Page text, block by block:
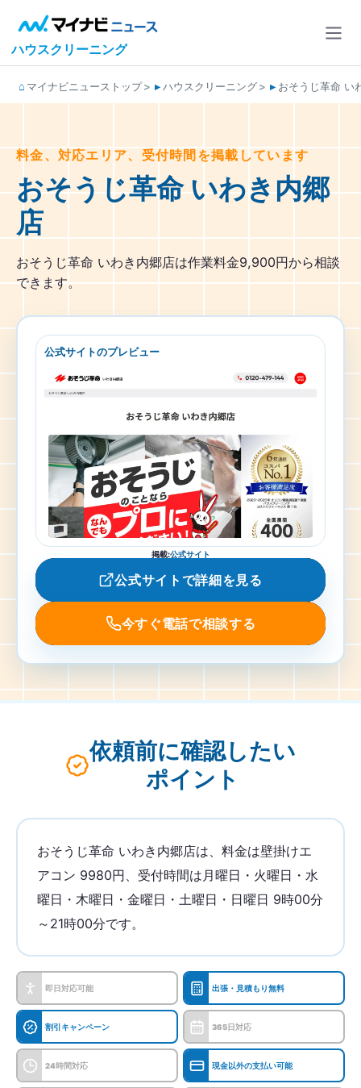
ハウスクリーニング
マイナビニューストップ ハウスクリーニング おそうじ革命 い
料金、対応エリア、受付時間を掲載しています
おそうじ革命 いわき内郷
店
おそうじ革命 いわき内郷店は作業料金9,900円から相談
できます。
公式サイトのプレビュー
掲載:公式サイト
公式サイトで詳細を見る
今すぐ電話で相談する
依頼前に確認したい
ポイント
おそうじ革命 いわき内郷店は、料金は壁掛けエ
アコン 9980円、受付時間は月曜日・火曜日・水
曜日・木曜日・金曜日・土曜日・日曜日 9時00分
～21時00分です。
即日対応可能 出張・見積もり無料
割引キャンペーン 365日対応
24時間対応 現金以外の支払い可能